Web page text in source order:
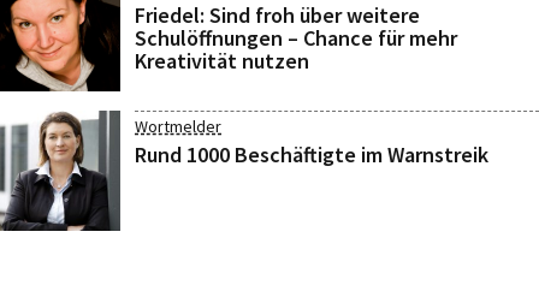
Friedel: Sind froh über weitere
Schulöffnungen – Chance für mehr
Kreativität nutzen
Wortmelder
Rund 1000 Beschäftigte im Warnstreik